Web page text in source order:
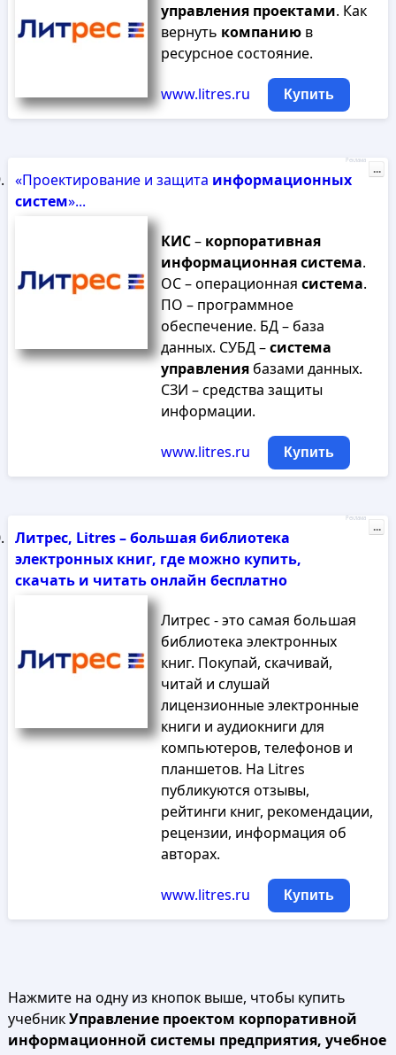
управления проектами. Как
вернуть компаниюв
ресурсное состояние.
www.litres.ru Купить
«Проектирование и защита информационных
систем»...
КИС– корпоративная
информационнаясистема.
ОС – операционная система.
ПО – программное
обеспечение. БД – база
данных. СУБД –система
управлениябазами данных.
СЗИ – средства защиты
информации.
www.litres.ru Купить
Реклама
...
Литрес, Litres – большая библиотека
электронных книг, где можно купить,
скачать и читать онлайн бесплатно
Литрес - это самая большая
библиотека электронных
книг. Покупай, скачивай,
читай и слушай
лицензионные электронные
книги и аудиокниги для
компьютеров, телефонов и
планшетов. На Litres
публикуются отзывы,
рейтинги книг, рекомендации,
рецензии, информация об
авторах.
www.litres.ru Купить
Реклама
...
Нажмите на одну из кнопок выше, чтобы купить
учебникУправление проектом корпоративной
информационной системы предприятия, учебное